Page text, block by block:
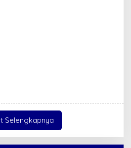
Selengkapnya